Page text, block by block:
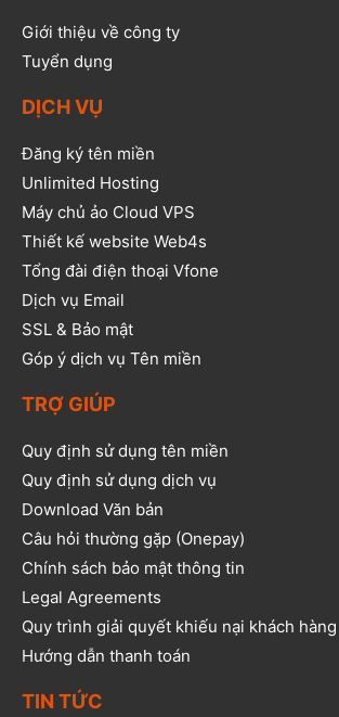
Giới thiệu về công ty
Tuyển dụng
DỊCH VỤ
Đăng ký tên miền
Unlimited Hosting
Máy chủ ảo Cloud VPS
Thiết kế website Web4s
Tổng đài điện thoại Vfone
Dịch vụ Email
SSL & Bảo mật
Góp ý dịch vụ Tên miền
TRỢ GIÚP
Quy định sử dụng tên miền
Quy định sử dụng dịch vụ
Download Văn bản
Câu hỏi thường gặp (Onepay)
Chính sách bảo mật thông tin
Legal Agreements
Quy trình giải quyết khiếu nại khách hàng
Hướng dẫn thanh toán
TIN TỨC